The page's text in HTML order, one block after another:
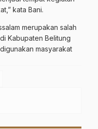
kata Bani.
merupakan salah
Kabupaten Belitung
masyarakat